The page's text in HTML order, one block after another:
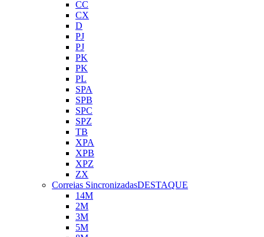
CC
CX
D
PJ
PJ
PK
PK
PL
SPA
SPB
SPC
SPZ
TB
XPA
XPB
XPZ
ZX
Correias SincronizadasDESTAQUE
14M
2M
3M
5M